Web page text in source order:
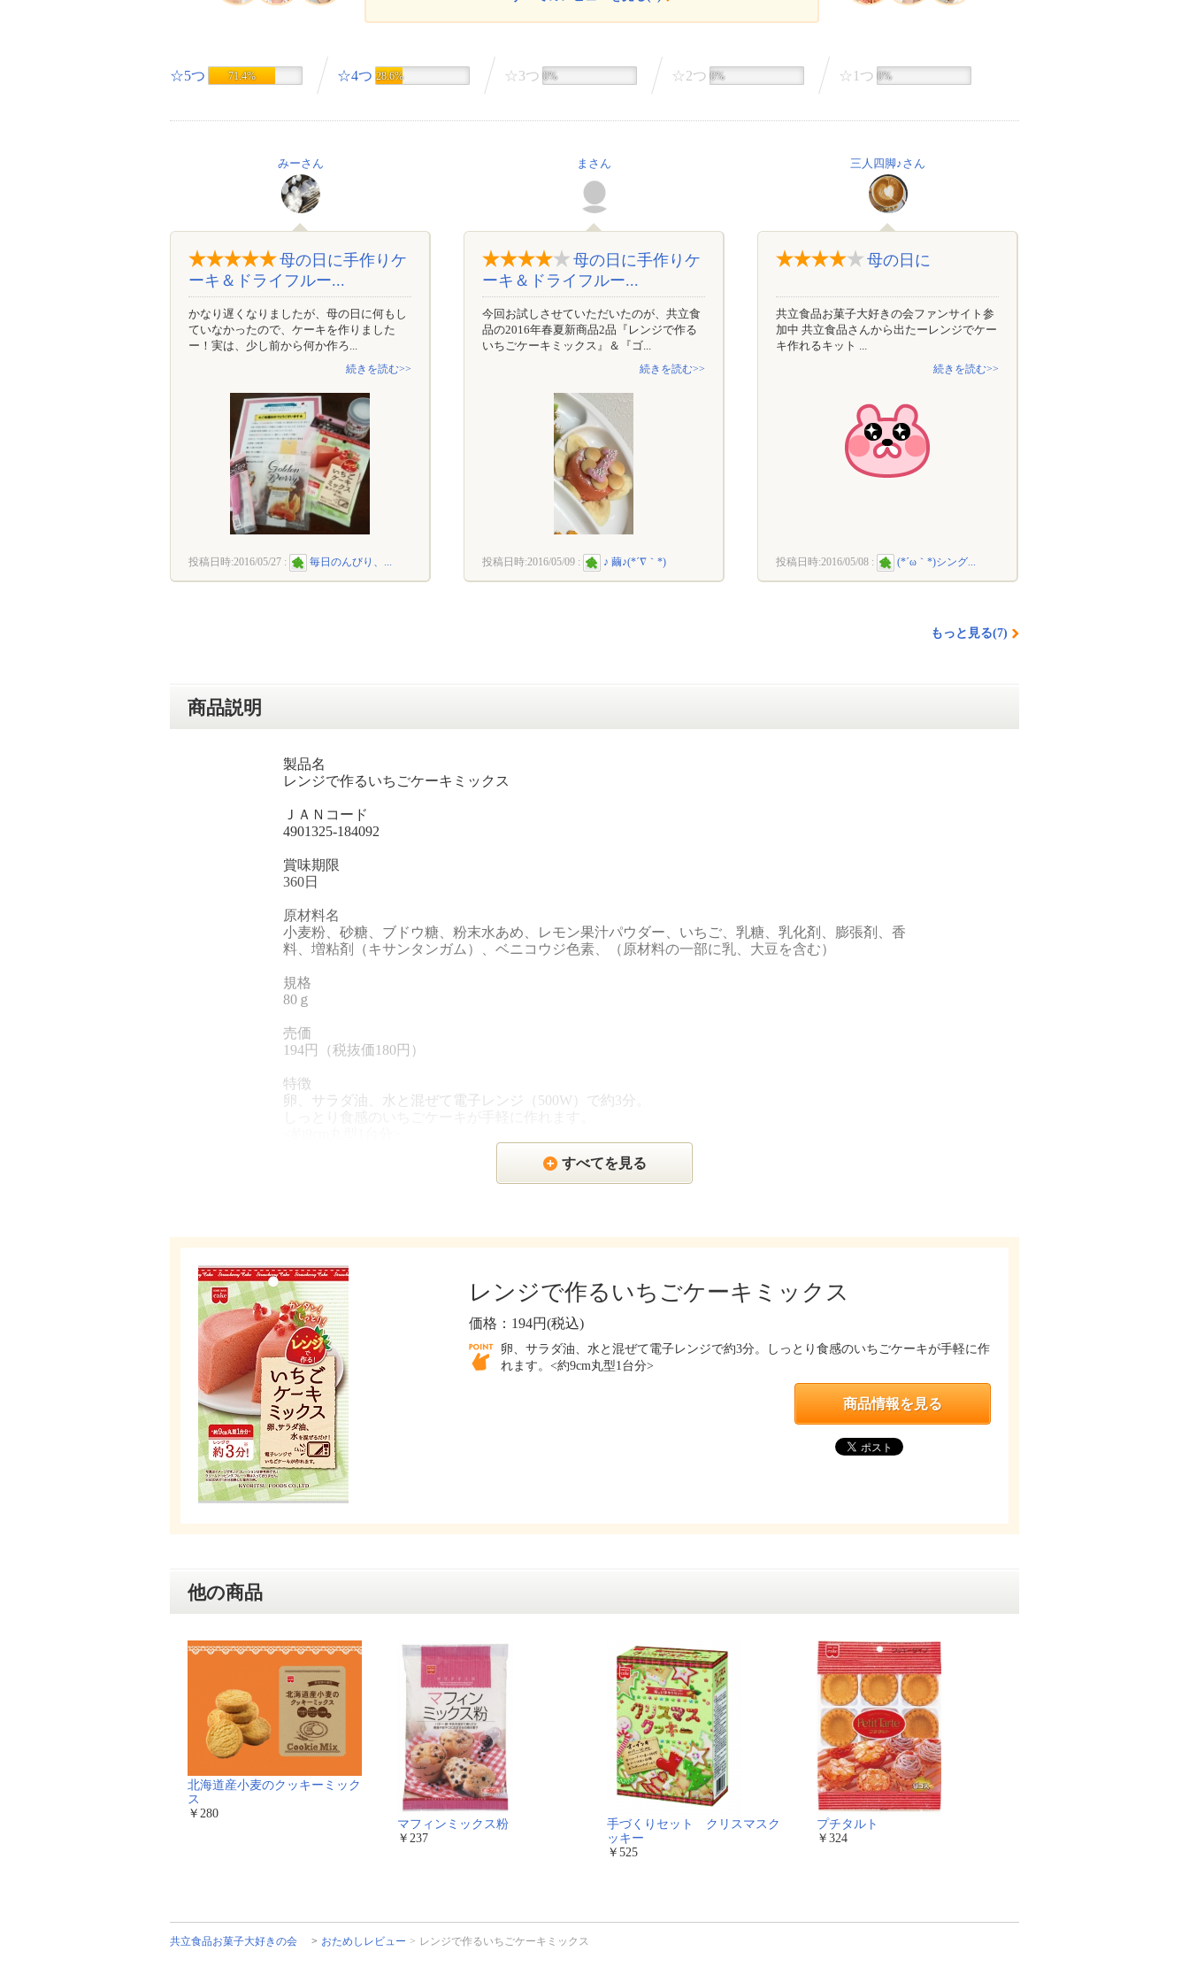
☆5つ 71.4% ☆4つ 28.6% ☆3つ 0% ☆2つ 0% ☆1つ 0%
みーさん
母の日に手作りケ
ーキ＆ドライフルー...
かなり遅くなりましたが、母の日に何もし
ていなかったので、ケーキを作りました
ー！実は、少し前から何か作ろ...
続きを読む>>
投稿日時:2016/05/27 : 毎日のんびり、...
まさん
母の日に手作りケ
ーキ＆ドライフルー...
今回お試しさせていただいたのが、共立食
品の2016年春夏新商品2品『レンジで作る
いちごケーキミックス』＆『ゴ...
続きを読む>>
投稿日時:2016/05/09 : ♪ 繭♪(*´∇｀*)
三人四脚♪さん
母の日に
共立食品お菓子大好きの会ファンサイト参
加中 共立食品さんから出たーレンジでケー
キ作れるキット ...
続きを読む>>
投稿日時:2016/05/08 : (*´ω｀*)シング...
もっと見る(7)
商品説明
製品名
レンジで作るいちごケーキミックス
ＪＡＮコード
4901325-184092
賞味期限
360日
原材料名
小麦粉、砂糖、ブドウ糖、粉末水あめ、レモン果汁パウダー、いちご、乳糖、乳化剤、膨張剤、香
料、増粘剤（キサンタンガム）、ベニコウジ色素、（原材料の一部に乳、大豆を含む）
規格
80ｇ
売価
194円（税抜価180円）
特徴
卵、サラダ油、水と混ぜて電子レンジ（500W）で約3分。
すべてを見る
レンジで作るいちごケーキミックス
価格：194円(税込)
卵、サラダ油、水と混ぜて電子レンジで約3分。しっとり食感のいちごケーキが手軽に作
れます。<約9cm丸型1台分>
商品情報を見る
他の商品
北海道産小麦のクッキーミック
ス
￥280
マフィンミックス粉
￥237
手づくりセット クリスマスク
ッキー
￥525
プチタルト
￥324
共立食品お菓子大好きの会 おためしレビュー レンジで作るいちごケーキミックス